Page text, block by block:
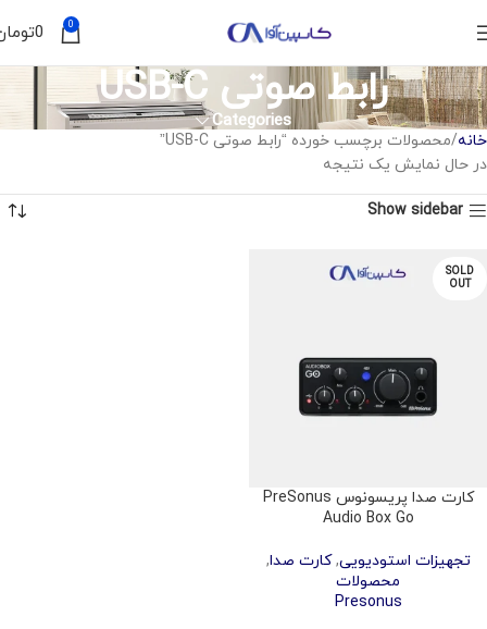
0
0
رابط صوتی USB-C
Categories
خانه محصولات برچسب خورده “رابط صوتی USB-C”
در حال نمایش یک نتیجه
Show sidebar
SOLD
OUT
کارت صدا پریسونوس PreSonus
Audio Box Go
تجهیزات استودیویی,کارت صدا,
محصولات
Presonus